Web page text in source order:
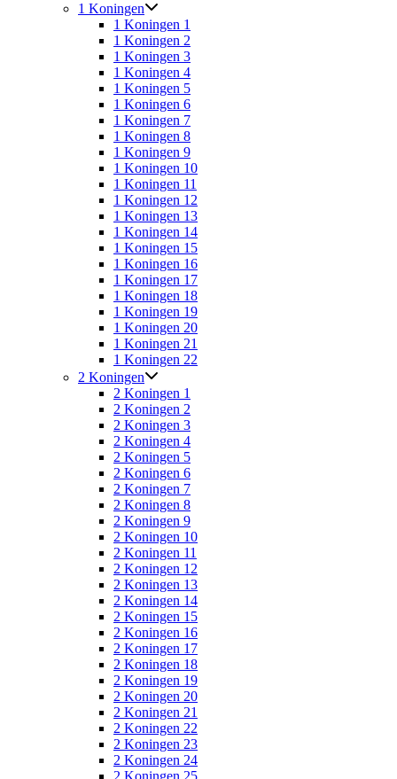
1 Koningen
1 Koningen 1
1 Koningen 2
1 Koningen 3
1 Koningen 4
1 Koningen 5
1 Koningen 6
1 Koningen 7
1 Koningen 8
1 Koningen 9
1 Koningen 10
1 Koningen 11
1 Koningen 12
1 Koningen 13
1 Koningen 14
1 Koningen 15
1 Koningen 16
1 Koningen 17
1 Koningen 18
1 Koningen 19
1 Koningen 20
1 Koningen 21
1 Koningen 22
2 Koningen
2 Koningen 1
2 Koningen 2
2 Koningen 3
2 Koningen 4
2 Koningen 5
2 Koningen 6
2 Koningen 7
2 Koningen 8
2 Koningen 9
2 Koningen 10
2 Koningen 11
2 Koningen 12
2 Koningen 13
2 Koningen 14
2 Koningen 15
2 Koningen 16
2 Koningen 17
2 Koningen 18
2 Koningen 19
2 Koningen 20
2 Koningen 21
2 Koningen 22
2 Koningen 23
2 Koningen 24
2 Koningen 25